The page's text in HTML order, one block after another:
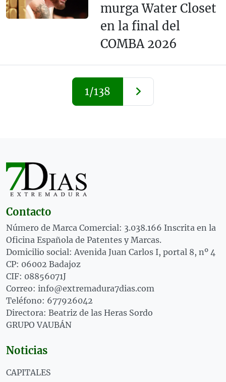
murga Water Closet
en la final del
COMBA 2026
1/138
Contacto
Número de Marca Comercial: 3.038.166 Inscrita en la
Oficina Española de Patentes y Marcas.
Domicilio social: Avenida Juan Carlos I, portal 8, nº 4
CP: 06002 Badajoz
CIF: 08856071J
Correo: info@extremadura7dias.com
Teléfono: 677926042
Directora: Beatriz de las Heras Sordo
GRUPO VAUBÁN
Noticias
CAPITALES